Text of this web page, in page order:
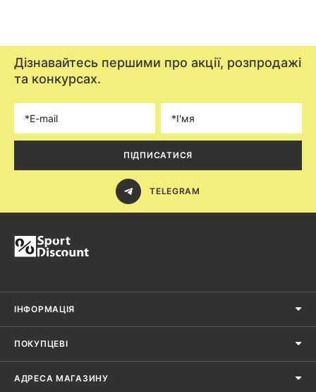
Дізнавайтесь першими про акції, розпродажі
та конкурсах.
ПІДПИСАТИСЯ
TELEGRAM
ІНФОРМАЦІЯ
ПОКУПЦЕВІ
АДРЕСА МАГАЗИНУ